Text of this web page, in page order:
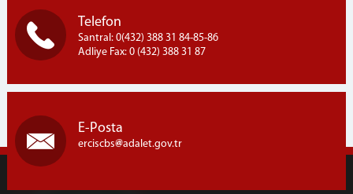
Hukuk Mahkemeleri
İZİNLİ HAKİMLER
MÜLHAKAT-BİRİMLER
ÇALDIRAN ADLİYESİ
ERCİŞ AÇIK CİK.
ERCİŞ T TİPİ KAPALI VE AÇIK CİK
Telefon
Santral: 0(432) 388 31 84-85-86
Adliye Fax: 0 (432) 388 31 87
E-Posta
erciscbs adalet.gov.tr